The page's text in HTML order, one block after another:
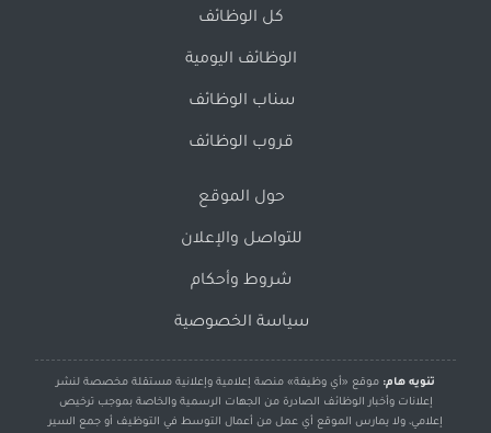
كل الوظائف
الوظائف اليومية
سناب الوظائف
قروب الوظائف
حول الموقع
للتواصل والإعلان
شروط وأحكام
سياسة الخصوصية
تنويه هام: موقع «أي وظيفة» منصة إعلامية وإعلانية مستقلة مخصصة لنشر
إعلانات وأخبار الوظائف الصادرة من الجهات الرسمية والخاصة بموجب ترخيص
إعلامي، ولا يمارس الموقع أي عمل من أعمال التوسط في التوظيف أو جمع السير